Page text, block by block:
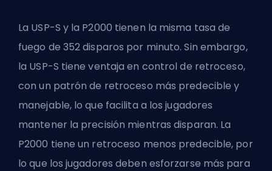
La USP-S y la P2000 tienen la misma tasa de
fuego de 352 disparos por minuto. Sin embargo,
la USP-S tiene ventaja en control de retroceso,
con un patrón de retroceso más predecible y
manejable, lo que facilita a los jugadores
mantener la precisión mientras disparan. La
P2000 tiene un retroceso menos predecible, por
lo que los jugadores deben esforzarse más para